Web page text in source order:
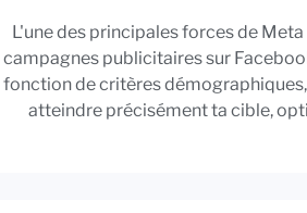
L'une des principales forces de
campagnes publicitaires sur
fonction de critères
atteindre précisément ta cible,